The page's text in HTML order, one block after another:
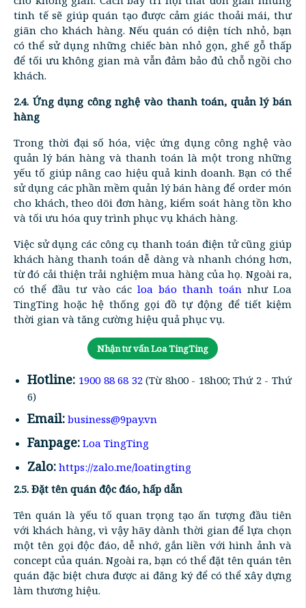
tinh tế sẽ giúp quán tạo được cảm giác thoải mái, thư
giãn cho khách hàng. Nếu quán có diện tích nhỏ, bạn
có thể sử dụng những chiếc bàn nhỏ gọn, ghế gỗ thấp
để tối ưu không gian mà vẫn đảm bảo đủ chỗ ngồi cho
khách.
2.4. Ứng dụng công nghệ vào thanh toán, quản lý bán
hàng
Trong thời đại số hóa, việc ứng dụng công nghệ vào
quản lý bán hàng và thanh toán là một trong những
yếu tố giúp nâng cao hiệu quả kinh doanh. Bạn có thể
sử dụng các phần mềm quản lý bán hàng để order món
cho khách, theo dõi đơn hàng, kiểm soát hàng tồn kho
và tối ưu hóa quy trình phục vụ khách hàng.
Việc sử dụng các công cụ thanh toán điện tử cũng giúp
khách hàng thanh toán dễ dàng và nhanh chóng hơn,
từ đó cải thiện trải nghiệm mua hàng của họ. Ngoài ra,
có thể đầu tư vào các loa báo thanh toán như Loa
TingTing hoặc hệ thống gọi đồ tự động để tiết kiệm
thời gian và tăng cường hiệu quả phục vụ.
Nhận tư vấn Loa TingTing
Hotline: 1900 88 68 32(Từ 8h00 - 18h00; Thứ 2 - Thứ
6)
Email: business@9pay.vn
Fanpage: Loa TingTing
Zalo: https://zalo.me/loatingting
2.5. Đặt tên quán độc đáo, hấp dẫn
Tên quán là yếu tố quan trọng tạo ấn tượng đầu tiên
với khách hàng, vì vậy hãy dành thời gian để lựa chọn
một tên gọi độc đáo, dễ nhớ, gắn liền với hình ảnh và
concept của quán. Ngoài ra, bạn có thể đặt tên quán tên
quán đặc biệt chưa được ai đăng ký để có thể xây dựng
làm thương hiệu.